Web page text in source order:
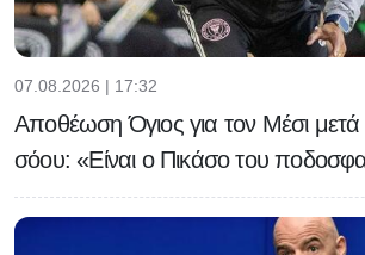
07.08.2026 | 17:32
Αποθέωση Όγιος για τον Μέσι μετά
σόου: «Είναι ο Πικάσο του